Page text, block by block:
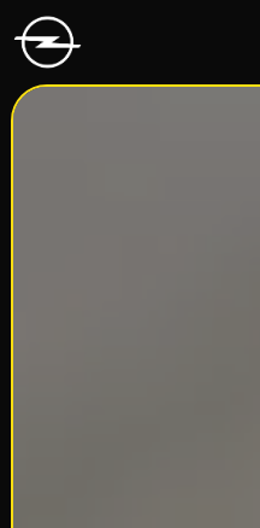
Panneau de gestion des cookies